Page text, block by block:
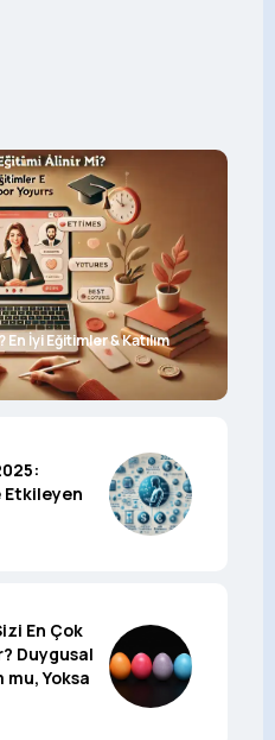
En İyi Eğitimler & Katılım
En Çok
Duygusal
mu, Yoksa